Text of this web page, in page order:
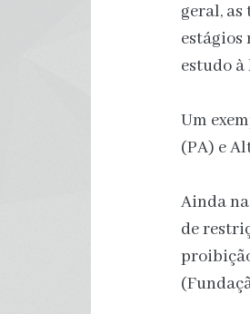
geral,
estágios
estudo
Um
(PA) e
Ainda
de